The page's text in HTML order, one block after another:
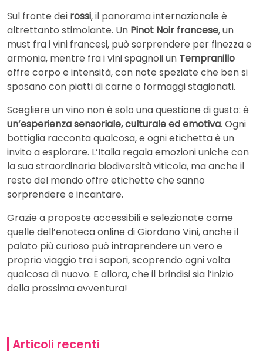
Sul fronte dei rossi, il panorama internazionale è
altrettanto stimolante. Un Pinot Noir francese, un
must fra i vini francesi, può sorprendere per finezza e
armonia, mentre fra i vini spagnoli un Tempranillo
offre corpo e intensità, con note speziate che ben si
sposano con piatti di carne o formaggi stagionati.
Scegliere un vino non è solo una questione di gusto: è
un’esperienza sensoriale, culturale ed emotiva. Ogni
bottiglia racconta qualcosa, e ogni etichetta è un
invito a esplorare. L’Italia regala emozioni uniche con
la sua straordinaria biodiversità viticola, ma anche il
resto del mondo offre etichette che sanno
sorprendere e incantare.
Grazie a proposte accessibili e selezionate come
quelle dell’enoteca online di Giordano Vini, anche il
palato più curioso può intraprendere un vero e
proprio viaggio tra i sapori, scoprendo ogni volta
qualcosa di nuovo. E allora, che il brindisi sia l’inizio
della prossima avventura!
Articoli recenti